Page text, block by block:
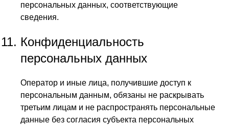
персональных данных, соответствующие
сведения.
Конфиденциальность
персональных данных
Оператор и иные лица, получившие доступ к
персональным данным, обязаны не раскрывать
третьим лицам и не распространять персональные
данные без согласия субъекта персональных